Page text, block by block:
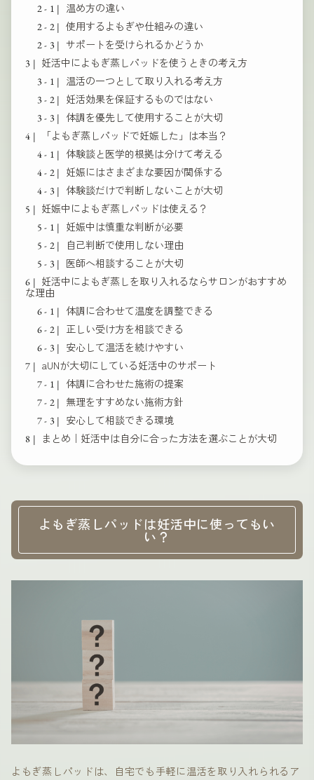
温め方の違い
使用するよもぎや仕組みの違い
サポートを受けられるかどうか
妊活中によもぎ蒸しパッドを使うときの考え方
温活の一つとして取り入れる考え方
妊活効果を保証するものではない
体調を優先して使用することが大切
「よもぎ蒸しパッドで妊娠した」は本当？
体験談と医学的根拠は分けて考える
妊娠にはさまざまな要因が関係する
体験談だけで判断しないことが大切
妊娠中によもぎ蒸しパッドは使える？
妊娠中は慎重な判断が必要
自己判断で使用しない理由
医師へ相談することが大切
妊活中によもぎ蒸しを取り入れるならサロンがおすすめ
な理由
体調に合わせて温度を調整できる
正しい受け方を相談できる
安心して温活を続けやすい
aUNが大切にしている妊活中のサポート
体調に合わせた施術の提案
無理をすすめない施術方針
安心して相談できる環境
まとめ｜妊活中は自分に合った方法を選ぶことが大切
よもぎ蒸しパッドは妊活中に使ってもい
い？
よもぎ蒸しパッドは、自宅でも手軽に温活を取り入れられるア